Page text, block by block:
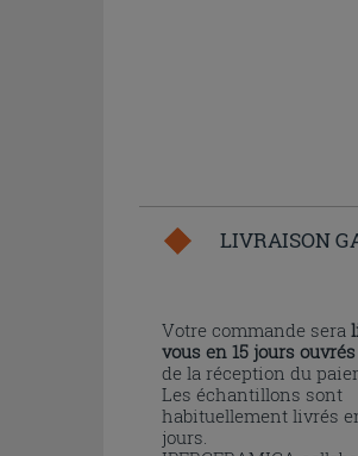
LIVRAISON
Votre commande sera
vous en 15 jours ouvrés
de la réception du
Les échantillons sont
habituellement livrés
jours.